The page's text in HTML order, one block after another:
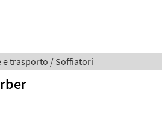
trasporto / Soffiatori